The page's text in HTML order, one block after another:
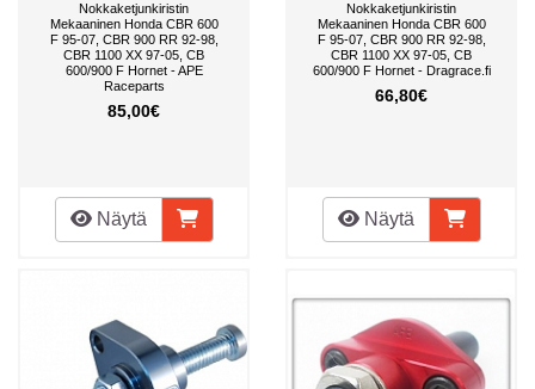
Nokkaketjunkiristin
Mekaaninen Honda CBR 600
F 95-07, CBR 900 RR 92-98,
CBR 1100 XX 97-05, CB
600/900 F Hornet - APE
Raceparts
85,00€
Näytä
Nokkaketjunkiristin
Mekaaninen Honda CBR 600
F 95-07, CBR 900 RR 92-98,
CBR 1100 XX 97-05, CB
600/900 F Hornet - Dragrace.fi
66,80€
Näytä